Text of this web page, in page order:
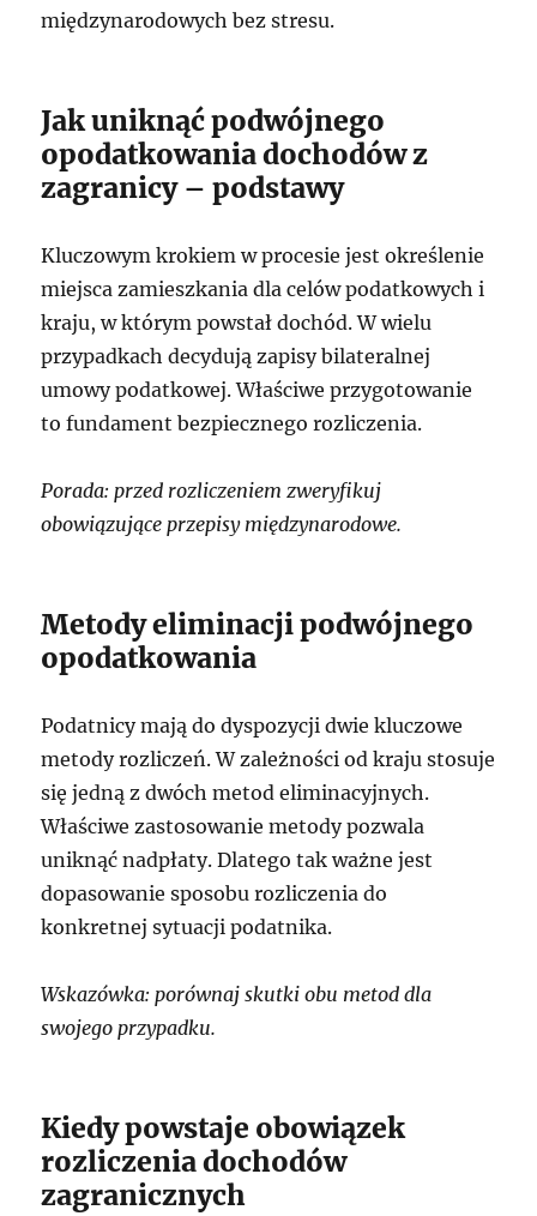
międzynarodowych bez stresu.
Jak uniknąć podwójnego
opodatkowania dochodów z
zagranicy – podstawy
Kluczowym krokiem w procesie jest określenie
miejsca zamieszkania dla celów podatkowych i
kraju, w którym powstał dochód. W wielu
przypadkach decydują zapisy bilateralnej
umowy podatkowej. Właściwe przygotowanie
to fundament bezpiecznego rozliczenia.
Porada: przed rozliczeniem zweryfikuj
obowiązujące przepisy międzynarodowe.
Metody eliminacji podwójnego
opodatkowania
Podatnicy mają do dyspozycji dwie kluczowe
metody rozliczeń. W zależności od kraju stosuje
się jedną z dwóch metod eliminacyjnych.
Właściwe zastosowanie metody pozwala
uniknąć nadpłaty. Dlatego tak ważne jest
dopasowanie sposobu rozliczenia do
konkretnej sytuacji podatnika.
Wskazówka: porównaj skutki obu metod dla
swojego przypadku.
Kiedy powstaje obowiązek
rozliczenia dochodów
zagranicznych